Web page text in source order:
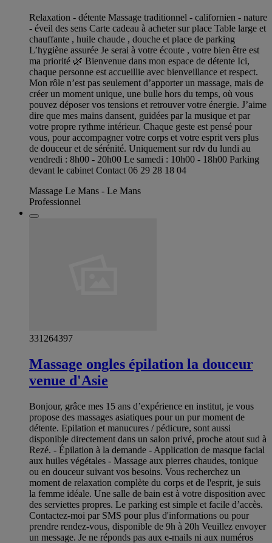
Relaxation - détente Massage traditionnel - californien - nature
- éveil des sens Carte cadeau à acheter sur place Table large et
chauffante , huile chaude , douche et place de parking
L’hygiène assurée Je serai à votre écoute , votre bien être est
ma priorité 🌿 Bienvenue dans mon espace de détente Ici,
chaque personne est accueillie avec bienveillance et respect.
Mon rôle n’est pas seulement d’apporter un massage, mais de
créer un moment unique, une bulle hors du temps, où vous
pouvez déposer vos tensions et retrouver votre énergie. J’aime
dire que mes mains dansent, guidées par la musique et par
votre propre rythme intérieur. Chaque geste est pensé pour
vous, pour accompagner votre corps et votre esprit vers plus
de douceur et de sérénité. Uniquement sur rdv du lundi au
vendredi : 8h00 - 20h00 Le samedi : 10h00 - 18h00 Parking
devant le cabinet Contact 06 29 28 18 04
Massage Le Mans - Le Mans
Professionnel
331264397
Massage ongles épilation la douceur
venue d'Asie
Bonjour, grâce mes 15 ans d’expérience en institut, je vous
propose des massages asiatiques pour un pur moment de
détente. Epilation et manucures / pédicure, sont aussi
disponible directement dans un salon privé, proche atout sud à
Rezé. - Épilation à la demande - Application de masque facial
aux huiles végétales - Massage aux pierres chaudes, tonique
ou en douceur suivant vos besoins. Vous recherchez un
moment de relaxation complète du corps et de l'esprit, je suis
la femme idéale. Une salle de bain est à votre disposition avec
des serviettes propres. Le parking est simple et facile d’accès.
Contactez-moi par SMS pour plus d'informations ou pour
prendre rendez-vous, disponible de 9h à 20h Veuillez envoyer
un message. Je ne réponds pas aux e-mails ni aux numéros